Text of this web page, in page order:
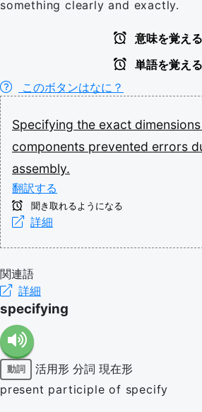
something clearly and exactly.
意味を覚える
単語を覚える
このボタンはなに？
Specifying the exact dimensions
components prevented errors
assembly.
翻訳する
聞き取れるようになる
詳細
関連語
詳細
specifying
動詞 活用形 分詞 現在形
present participle of specify